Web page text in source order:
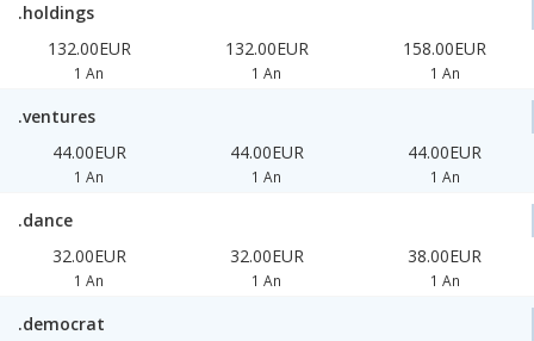
.holdings
132.00EUR
1 An
132.00EUR
1 An
158.00EUR
1 An
.ventures
44.00EUR
1 An
44.00EUR
1 An
44.00EUR
1 An
.dance
32.00EUR
1 An
32.00EUR
1 An
38.00EUR
1 An
.democrat